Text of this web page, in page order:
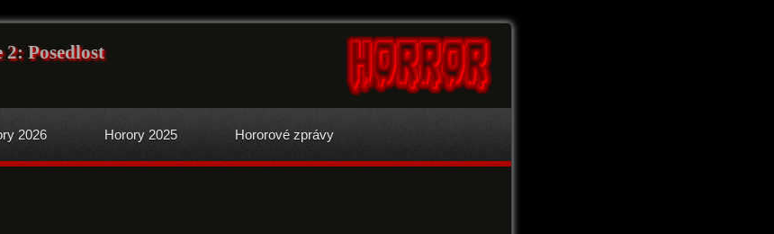
Posedlost
2026 Horory 2025 Hororové zprávy